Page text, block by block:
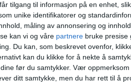
tilgang til informasjon på en enhet,
unike identifikatorer og
måling av annonsering og
kan vi og våre partnere bruke presise
Du kan, som beskrevet ovenfor,
kan du klikke for å nekte å
før du samtykker. Vær oppmerksom
ditt samtykke, men du har rett til å